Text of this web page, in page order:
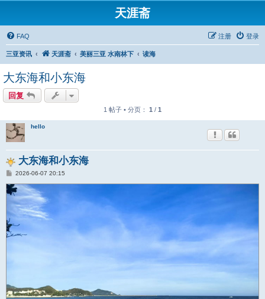
天涯斋
FAQ 登录
注册
三亚资讯 天涯斋 美丽三亚 水南林下 读海
大东海和小东海
回复
1 帖子 • 分页： 1 / 1
hello
大东海和小东海
帖
2026-06-07 20:15